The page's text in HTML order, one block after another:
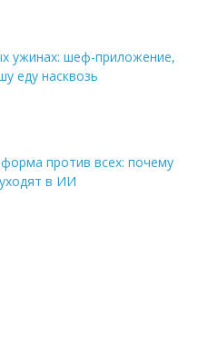
ужинах: шеф-приложение,
еду насквозь
против всех: почему
в ИИ